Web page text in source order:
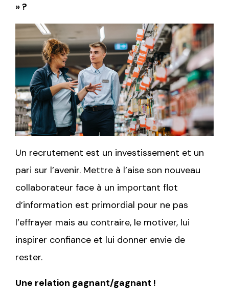
» ?
Un recrutement est un investissement et un
pari sur l’avenir. Mettre à l’aise son nouveau
collaborateur face à un important flot
d’information est primordial pour ne pas
l’effrayer mais au contraire, le motiver, lui
inspirer confiance et lui donner envie de
rester.
Une relation gagnant/gagnant !